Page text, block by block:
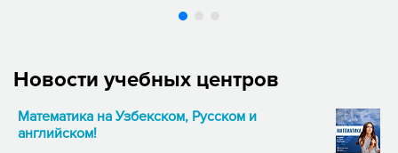
Новости учебных центров
Математика на Узбекском, Русском и
английском!